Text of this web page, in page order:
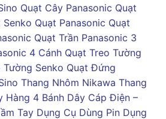
Quạt Cây Panasonic Quạt
Senko Quạt Panasonic Quạt
Quạt Trần Panasonic 3
4 Cánh Quạt Treo Tường
Tường Senko Quạt Đứng
Thang Nhôm Nikawa Thang
Hàng 4 Bánh Dây Cáp Điện –
Tay Dụng Cụ Dùng Pin Dụng